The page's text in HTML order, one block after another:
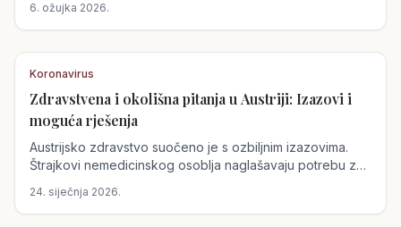
prijevoze može utjecati na pristup zdravstvenoj skrbi,
dok nedostatak tjelesne aktivnosti pogoršava
zdravstvene probleme.
6. ožujka 2026.
Koronavirus
Zdravstvena i okolišna pitanja u Austriji: Izazovi i
moguća rješenja
Austrijsko zdravstvo suočeno je s ozbiljnim izazovima.
Štrajkovi nemedicinskog osoblja naglašavaju potrebu za
koristi tjelesne aktivnosti, dodatno opterećujući
zdravstveni sustav.
24. siječnja 2026.